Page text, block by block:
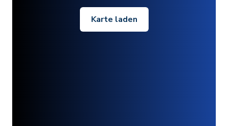
Karte laden